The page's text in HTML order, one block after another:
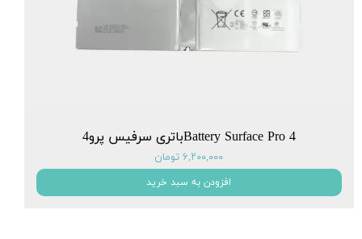
Battery Surface Pro 4باتری سرفیس پرو4
۶,۲۰۰,۰۰۰ تومان
افزودن به سبد خرید